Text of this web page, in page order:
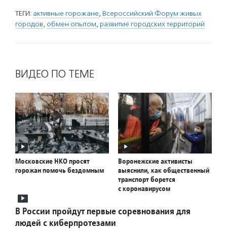
ТЕГИ: активные горожане, Всероссийский Форум живых
городов, обмен опытом, развитие городских территорий
ВИДЕО ПО ТЕМЕ
Московские НКО просят
горожан помочь бездомным
Воронежские активисты
выяснили, как общественный
транспорт борется
с коронавирусом
В России пройдут первые соревнования для
людей с киберпротезами